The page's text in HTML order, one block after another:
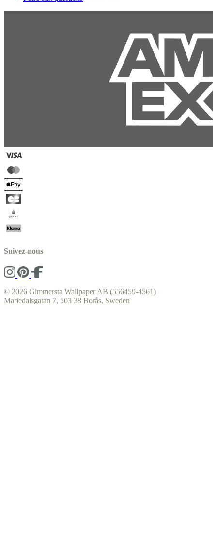
Suivez-nous
© 2026 Gimmersta Wallpaper AB (556459-4561)
Mariedalsgatan 7, 503 38 Borås, Sweden